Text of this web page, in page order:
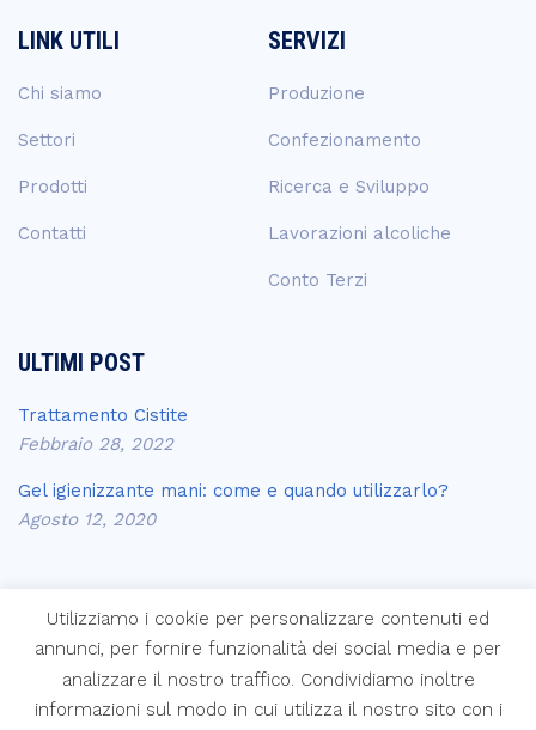
LINK UTILI
Chi siamo
Settori
Prodotti
Contatti
SERVIZI
Produzione
Confezionamento
Ricerca e Sviluppo
Lavorazioni alcoliche
Conto Terzi
ULTIMI POST
Trattamento Cistite
Febbraio 28, 2022
Gel igienizzante mani: come e quando utilizzarlo?
Agosto 12, 2020
Copyright © Laboratori Farmaceutici Krymi s.p.a.
Utilizziamo i cookie per personalizzare contenuti ed
annunci, per fornire funzionalità dei social media e per
analizzare il nostro traffico. Condividiamo inoltre
informazioni sul modo in cui utilizza il nostro sito con i